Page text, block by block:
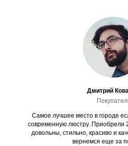
Дмитрий
Самое лучшее место в городе
современную люстру. Приобрели
довольны, стильно, красиво и
вернемся еще за